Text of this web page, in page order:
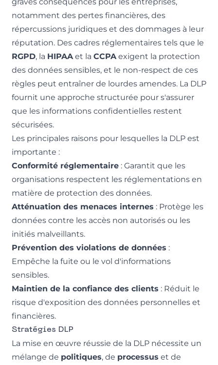
notamment des pertes financières, des
répercussions juridiques et des dommages à leur
réputation. Des cadres réglementaires tels que le
RGPD, la HIPAAet la CCPAexigent la protection
des données sensibles, et le non-respect de ces
règles peut entraîner de lourdes amendes. La DLP
fournit une approche structurée pour s'assurer
que les informations confidentielles restent
sécurisées.
Les principales raisons pour lesquelles la DLP est
importante :
Conformité réglementaire : Garantit que les
organisations respectent les réglementations en
matière de protection des données.
Atténuation des menaces internes : Protège les
données contre les accès non autorisés ou les
initiés malveillants.
Prévention des violations de données :
Empêche la fuite ou le vol d'informations
sensibles.
Maintien de la confiance des clients : Réduit le
risque d'exposition des données personnelles et
financières.
Stratégies DLP
La mise en œuvre réussie de la DLP nécessite un
mélange de politiques, de processus et de